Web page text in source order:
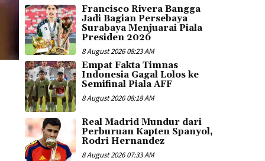
Francisco Rivera Bangga
Jadi Bagian Persebaya
Surabaya Menjuarai Piala
Presiden 2026
8 August 2026 08:23 AM
Empat Fakta Timnas
Indonesia Gagal Lolos ke
Semifinal Piala AFF
8 August 2026 08:18 AM
Real Madrid Mundur dari
Perburuan Kapten Spanyol,
Rodri Hernandez
8 August 2026 07:33 AM